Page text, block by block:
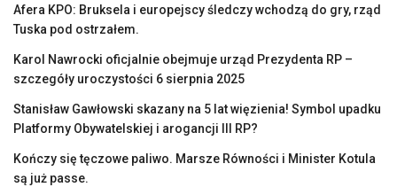
Afera KPO: Bruksela i europejscy śledczy wchodzą do gry, rząd
Tuska pod ostrzałem.
Karol Nawrocki oficjalnie obejmuje urząd Prezydenta RP –
szczegóły uroczystości 6 sierpnia 2025
Stanisław Gawłowski skazany na 5 lat więzienia! Symbol upadku
Platformy Obywatelskiej i arogancji III RP?
Kończy się tęczowe paliwo. Marsze Równości i Minister Kotula
są już passe.